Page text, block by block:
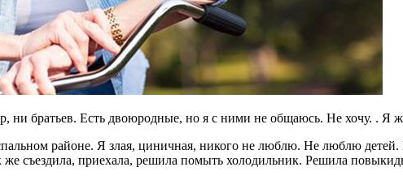
ни братьев. Есть двоюродные, но я с ними не общаюсь. Не хочу. .
районе. Я злая, циничная, никого не люблю. Не люблю детей.
съездила, приехала, решила помыть холодильник. Решила